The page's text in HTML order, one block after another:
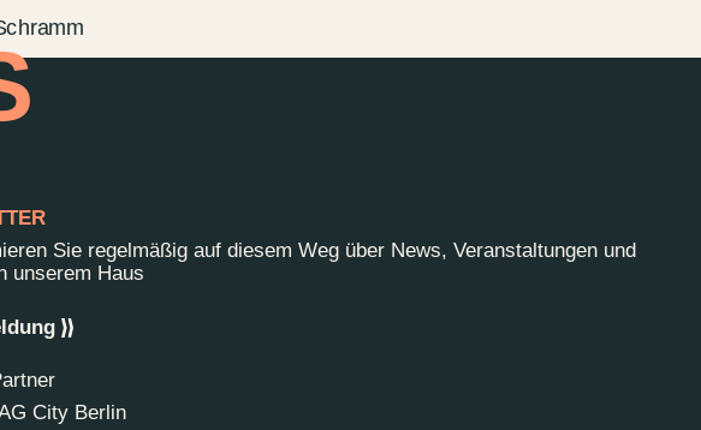
Sie regelmäßig auf diesem Weg über News, Veranstaltungen und
unserem Haus